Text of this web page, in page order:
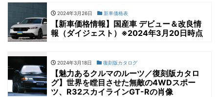
2024年3月26日 新車価格表
【新車価格情報】国産車 デビュー＆改良情
報（ダイジェスト）※2024年3月20日時点
2024年3月18日 復刻版カタログ
【魅力あるクルマのルーツ／復刻版カタロ
グ】世界を瞠目させた無敵の4WDスポー
ツ、R32スカイラインGT-Rの肖像